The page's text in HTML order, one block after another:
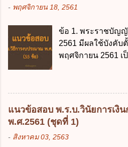
- พฤศจิกายน 18, 2561
ข้อ 1. พระราชบัญ
2561 มีผลใช้บังคับ
พฤศจิกายน 2561
พฤศจิกายน 2561
พฤศจิกายน 2561
บัญญัติวิธีการงบปร
ยกเลิกกฎหมายฉบั
การงบประมาณ พ.
วิธีการงบประมาณ
แนวข้อสอบ พ.ร.บ.วินัยการเงิน
พ.ศ.2561 (ชุดที่ 1)
- สิงหาคม 03, 2563